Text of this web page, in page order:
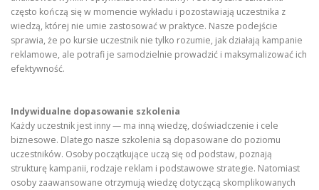
często kończą się w momencie wykładu i pozostawiają uczestnika z
wiedzą, której nie umie zastosować w praktyce. Nasze podejście
sprawia, że po kursie uczestnik nie tylko rozumie, jak działają kampanie
reklamowe, ale potrafi je samodzielnie prowadzić i maksymalizować ich
efektywność.
Indywidualne dopasowanie szkolenia
Każdy uczestnik jest inny — ma inną wiedzę, doświadczenie i cele
biznesowe. Dlatego nasze szkolenia są dopasowane do poziomu
uczestników. Osoby początkujące uczą się od podstaw, poznają
strukturę kampanii, rodzaje reklam i podstawowe strategie. Natomiast
osoby zaawansowane otrzymują wiedzę dotyczącą skomplikowanych